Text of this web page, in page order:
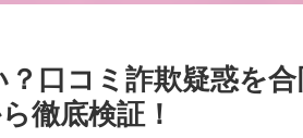
口コミ詐欺疑惑を
徹底検証！